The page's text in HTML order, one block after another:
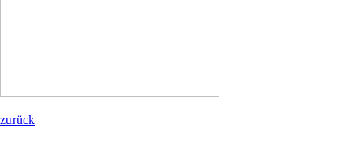
zurück